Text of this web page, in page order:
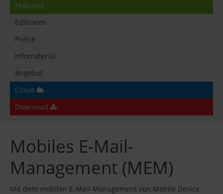
Features
Editionen
Preise
Infomaterial
Angebot
Cloud
Download
Mobiles E-Mail-
Management (MEM)
Mit dem mobilen E-Mail-Management von Mobile Device